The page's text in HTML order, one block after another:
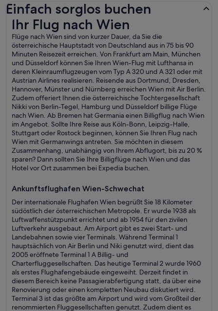
Einfach sorglos buchen
Ihr Flug nach Wien
Flüge nach Wien sind von kurzer Dauer, da Sie die
österreichische Hauptstadt von Deutschland aus in 75 bis 90
Minuten Reisezeit erreichen. Von Frankfurt am Main, München
und Düsseldorf können Sie Ihren Wien-Flug mit Lufthansa in
deren Kleinraumflugzeugen vom Typ A 320 und A 321 oder mit
Austrian Airlines realisieren. Reisende aus Dortmund, Dresden,
Hannover, Münster und Nürnberg erreichen Wien mit Air Berlin.
Zudem offeriert Ihnen die österreichische Tochtergesellschaft
Nikki von Berlin-Tegel, Hamburg und Düsseldorf billige Flüge
nach Wien. Ab Bremen hat Germania einen Billigflug nach Wien
im Angebot. Sollte Ihre Reise aus Köln-Bonn, Leipzig-Halle,
Stuttgart oder Rostock beginnen, können Sie Ihren Flug nach
Wien mit Germanwings antreten. Sie möchten in diesem
Zusammenhang, unabhängig von Ihrem Abflugort, bis zu 20 %
sparen? Dann sollten Sie Ihre Billigflüge nach Wien und das
Hotel vor Ort zusammen bei Expedia buchen.
Ankunftsflughafen Wien-Schwechat
Der internationale Flughafen Wien begrüßt Sie 18 Kilometer
südöstlich der österreichischen Metropole. Er wurde 1938 als
Luftwaffenstützpunkt errichtet und ab 1954 für den zivilen
Luftverkehr ausgebaut. Am Airport gibt es zwei Start- und
Landebahnen sowie vier Terminals. Während Terminal 1
hauptsächlich von Air Berlin und Niki genutzt wird, dient das
2005 eröffnete Terminal 1 A Billig- und
Charterfluggesellschaften. Das heutige Terminal 2 wurde 1960
als erstes Flughafengebäude eingeweiht. Derzeit findet in
diesem Bereich keine Passagierabfertigung statt, da über eine
Renovierung oder einen kompletten Neubau diskutiert wird.
Terminal 3 ist das größte am Airport und wird vom Großteil der
renommierten Fluggesellschaften genutzt. Zudem dient es
Ihr Flug nach Wien